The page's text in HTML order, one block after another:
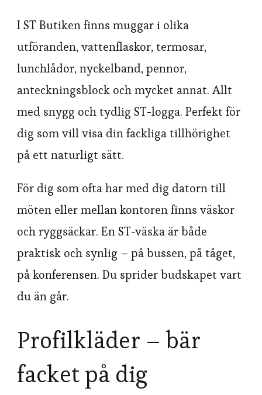
I ST Butiken finns muggar i olika
utföranden, vattenflaskor, termosar,
lunchlådor, nyckelband, pennor,
anteckningsblock och mycket annat. Allt
med snygg och tydlig ST-logga. Perfekt för
dig som vill visa din fackliga tillhörighet
på ett naturligt sätt.
För dig som ofta har med dig datorn till
möten eller mellan kontoren finns väskor
och ryggsäckar. En ST-väska är både
praktisk och synlig – på bussen, på tåget,
på konferensen. Du sprider budskapet vart
du än går.
Profilkläder – bär
facket på dig